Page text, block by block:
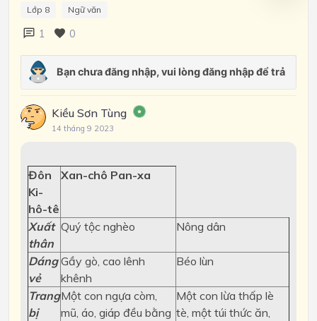
Lớp 8 Ngữ văn
1 0
Kiều Sơn Tùng
14 tháng 9 2023
Đôn
Ki-
hô-tê
Xan-chô Pan-xa
Xuất
thân
Quý tộc nghèo Nông dân
Dáng
vẻ
Gầy gò, cao lênh
khênh
Béo lùn
Trang
bị
Một con ngựa còm,
mũ, áo, giáp đều bằng
Một con lừa thấp lè
tè, một túi thức ăn,